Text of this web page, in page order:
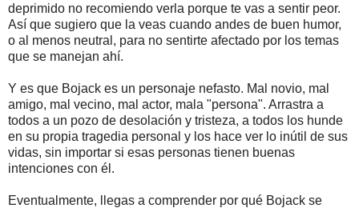
deprimido no recomiendo verla porque te vas a sentir peor.
Así que sugiero que la veas cuando andes de buen humor,
o al menos neutral, para no sentirte afectado por los temas
que se manejan ahí.
Y es que Bojack es un personaje nefasto. Mal novio, mal
amigo, mal vecino, mal actor, mala "persona". Arrastra a
todos a un pozo de desolación y tristeza, a todos los hunde
en su propia tragedia personal y los hace ver lo inútil de sus
vidas, sin importar si esas personas tienen buenas
intenciones con él.
Eventualmente, llegas a comprender por qué Bojack se